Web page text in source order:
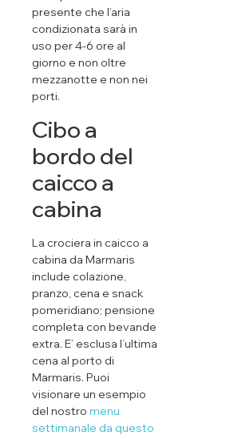
presente che l’aria
condizionata sarà in
uso per 4-6 ore al
giorno e non oltre
mezzanotte e non nei
porti.
Cibo a
bordo del
caicco a
cabina
La crociera in caicco a
cabina da Marmaris
include colazione,
pranzo, cena e snack
pomeridiano; pensione
completa con bevande
extra. E’ esclusa l’ultima
cena al porto di
Marmaris. Puoi
visionare un esempio
del nostro menu
settimanale da questo